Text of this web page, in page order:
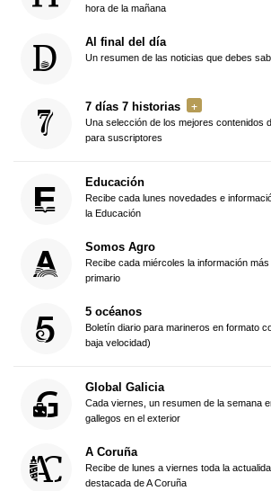
hora de la mañana
Al final del día
Un resumen de las noticias que debes
7 días 7 historias
Una selección de los mejores contenidos
para suscriptores
Educación
Recibe cada lunes novedades e
la Educación
Somos Agro
Recibe cada miércoles la información
primario
5 océanos
Boletín diario para marineros en formato
baja velocidad)
Global Galicia
Cada viernes, un resumen de la semana
gallegos en el exterior
A Coruña
Recibe de lunes a viernes toda la
destacada de A Coruña